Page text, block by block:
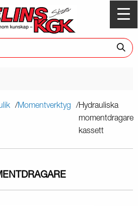
Momentverktyg
Hydrauliska
momentdragare
kassett